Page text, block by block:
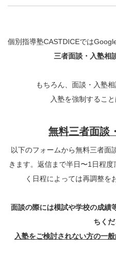
個別指導塾CASTDICEでは
三者面談・入塾相
もちろん、面談・入塾
入塾を強制すること
無料三者面談
以下のフォームから無料三者面
きます。返信まで半日〜1日程
く日程によっては再調整を
面談の際には模試や学校の成績
ちくだ
入塾をご検討されない方の一